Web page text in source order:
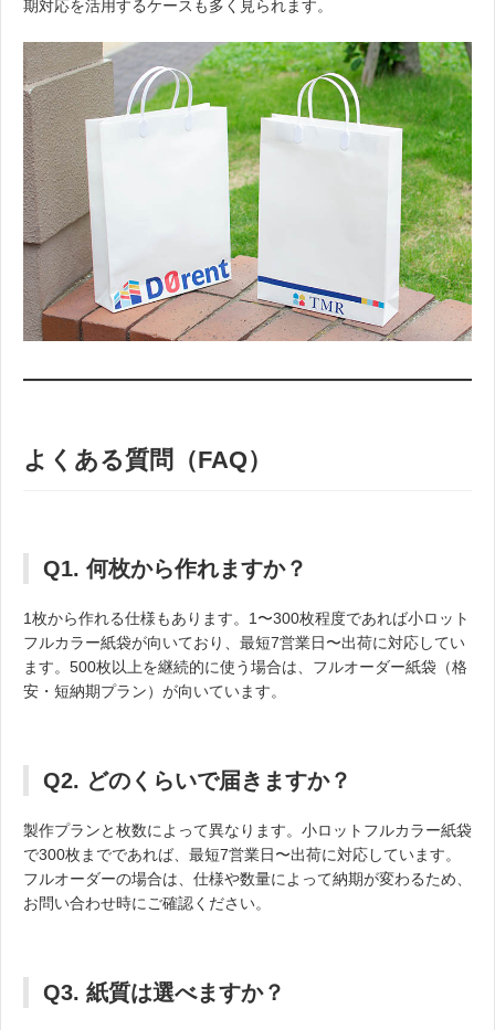
期対応を活用するケースも多く見られます。
よくある質問（FAQ）
Q1. 何枚から作れますか？
1枚から作れる仕様もあります。1〜300枚程度であれば小ロット
フルカラー紙袋が向いており、最短7営業日〜出荷に対応してい
ます。500枚以上を継続的に使う場合は、フルオーダー紙袋（格
安・短納期プラン）が向いています。
Q2. どのくらいで届きますか？
製作プランと枚数によって異なります。小ロットフルカラー紙袋
で300枚までであれば、最短7営業日〜出荷に対応しています。
フルオーダーの場合は、仕様や数量によって納期が変わるため、
お問い合わせ時にご確認ください。
Q3. 紙質は選べますか？